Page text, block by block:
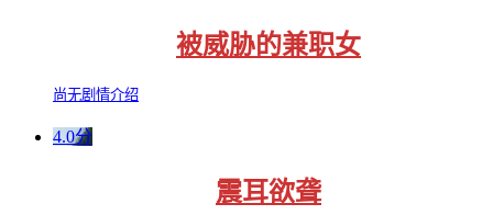
被威胁的兼职女
尚无剧情介绍
4.0分
震耳欲聋